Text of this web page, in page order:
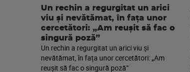
Un rechin a regurgitat un arici
viu și nevătămat, în fața unor
cercetători: „Am reușit să fac o
singură poză”
Un rechin a regurgitat un arici viu și
nevătămat, în fața unor cercetători: „Am
reușit să fac o singură poză”